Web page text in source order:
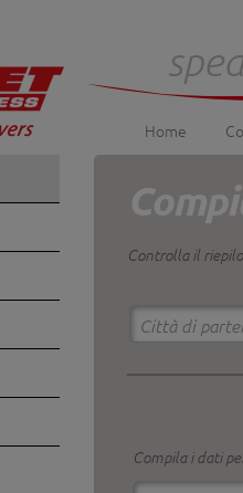
Home
Controlla il
Città di
Compila i dati